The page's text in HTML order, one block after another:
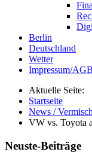
Berlin
Deutschland
Wetter
Impressum/AGB
Aktuelle Seite:
Startseite
News /
VW vs. Toyota
Neuste-Beiträge